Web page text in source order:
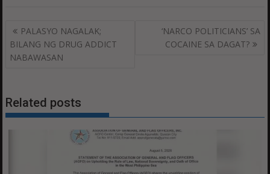
Post
navigation
PALASYO NAGALAK;
BILANG NG DRUG ADDICT
NABAWASAN
‘NARCO POLITICIANS’ SA
COCAINE SA DAGAT?
Related posts